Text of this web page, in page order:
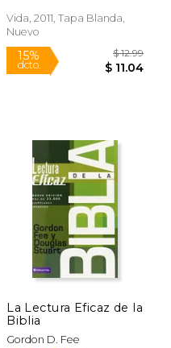
12%
dcto.
Vida, 2011, Tapa Blanda,
Nuevo
La Lectura Eficaz de la
Biblia
Gordon D. Fee